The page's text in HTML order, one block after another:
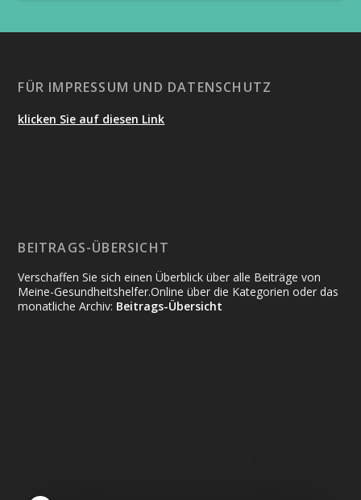
FÜR IMPRESSUM UND DATENSCHUTZ
klicken Sie auf diesen Link
BEITRAGS-ÜBERSICHT
Verschaffen Sie sich einen Überblick über alle Beiträge von
Meine-Gesundheitshelfer.Online über die Kategorien oder das
monatliche Archiv: Beitrags-Übersicht